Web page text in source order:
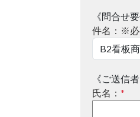
《問合せ要
件名：※必
《ご送信者
氏名： *